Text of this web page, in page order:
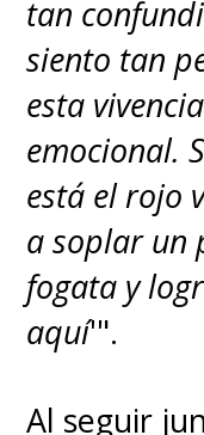
tan
siento tan
esta
emocional.
está el rojo
a soplar un
fogata y
aquí'".
Al seguir